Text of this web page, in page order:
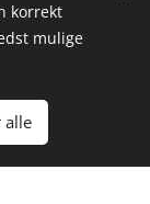
korrekt
mulige
alle